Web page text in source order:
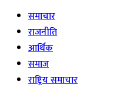
समाचार
राजनीति
आर्थिक
समाज
राष्ट्रिय समाचार